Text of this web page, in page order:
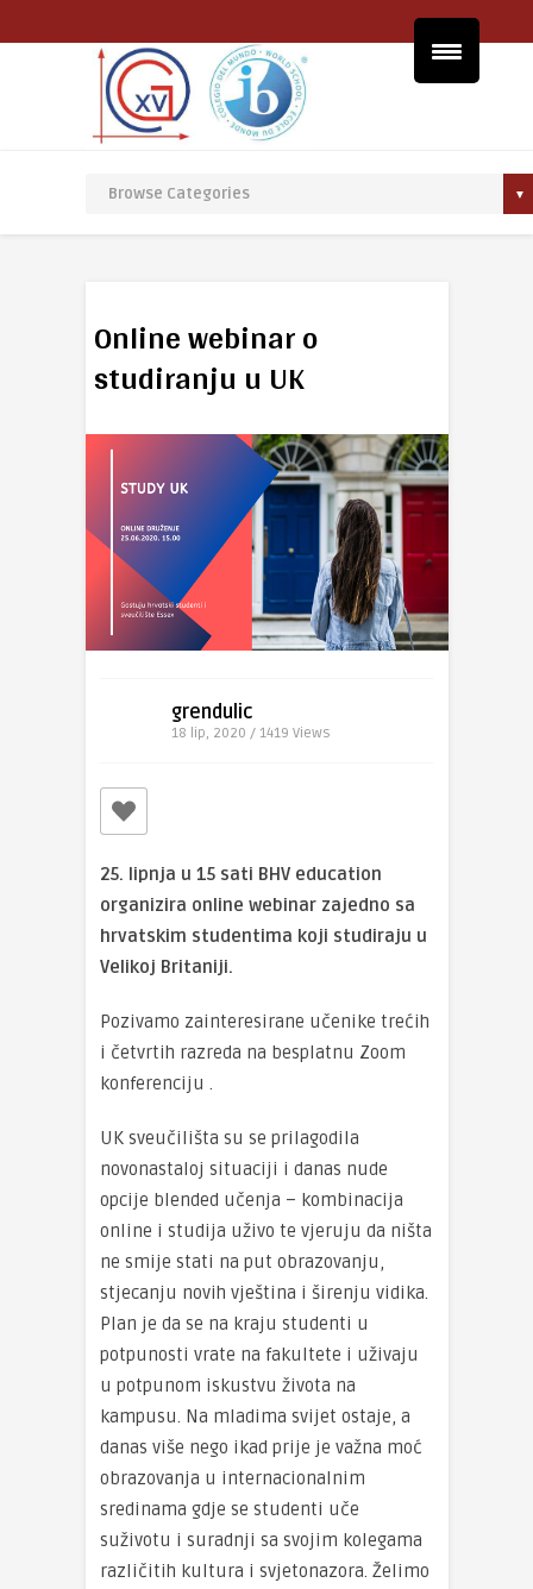
Online webinar o
studiranju u UK
grendulic
18 lip, 2020 / 1419 Views
25. lipnja u 15 sati BHV education
organizira online webinar zajedno sa
hrvatskim studentima koji studiraju u
Velikoj Britaniji.
Pozivamo zainteresirane učenike trećih
i četvrtih razreda na besplatnu Zoom
konferenciju .
UK sveučilišta su se prilagodila
novonastaloj situaciji i danas nude
opcije blended učenja – kombinacija
online i studija uživo te vjeruju da ništa
ne smije stati na put obrazovanju,
stjecanju novih vještina i širenju vidika.
Plan je da se na kraju studenti u
potpunosti vrate na fakultete i uživaju
u potpunom iskustvu života na
kampusu. Na mladima svijet ostaje, a
danas više nego ikad prije je važna moć
obrazovanja u internacionalnim
sredinama gdje se studenti uče
suživotu i suradnji sa svojim kolegama
različitih kultura i svjetonazora. Želimo